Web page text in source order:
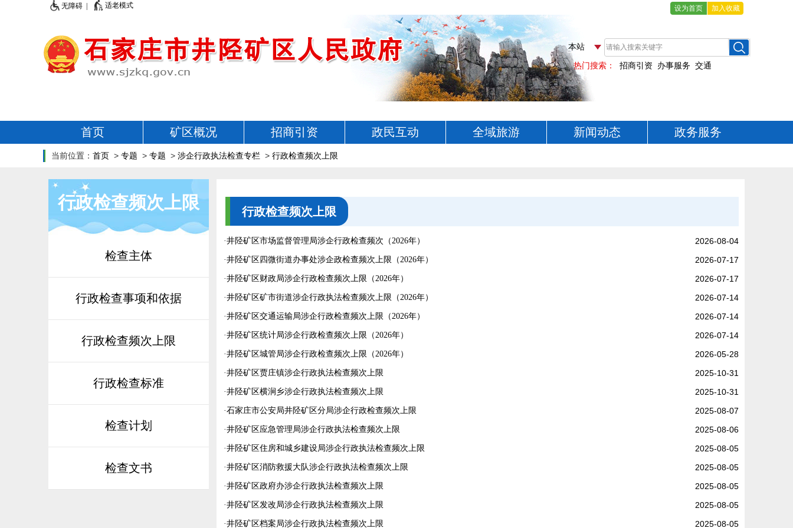
无障碍 | 适老模式 设为首页 加入收藏
首页 矿区概况 招商引资 政民互动 全域旅游 新闻动态 政务服务
当前位置： 首页 > 专题 > 专题 > 涉企行政执法检查专栏 > 行政检查频次上限
行政检查频次上限
检查主体
行政检查事项和依据
行政检查频次上限
行政检查标准
检查计划
检查文书
行政检查频次上限
·井陉矿区市场监督管理局涉企行政检查频次（2026年） 2026-08-04
·井陉矿区四微街道办事处涉企政检查频次上限（2026年） 2026-07-17
·井陉矿区财政局涉企行政检查频次上限（2026年） 2026-07-17
·井陉矿区矿市街道涉企行政执法检查频次上限（2026年） 2026-07-14
·井陉矿区交通运输局涉企行政检查频次上限（2026年） 2026-07-14
·井陉矿区统计局涉企行政检查频次上限（2026年） 2026-07-14
·井陉矿区城管局涉企行政检查频次上限（2026年） 2026-05-28
·井陉矿区贾庄镇涉企行政执法检查频次上限 2025-10-31
·井陉矿区横涧乡涉企行政执法检查频次上限 2025-10-31
·石家庄市公安局井陉矿区分局涉企行政检查频次上限 2025-08-07
·井陉矿区应急管理局涉企行政执法检查频次上限 2025-08-06
·井陉矿区住房和城乡建设局涉企行政执法检查频次上限 2025-08-05
·井陉矿区消防救援大队涉企行政执法检查频次上限 2025-08-05
·井陉矿区政府办涉企行政执法检查频次上限 2025-08-05
·井陉矿区发改局涉企行政执法检查频次上限 2025-08-05
·井陉矿区档案局涉企行政执法检查频次上限 2025-08-05